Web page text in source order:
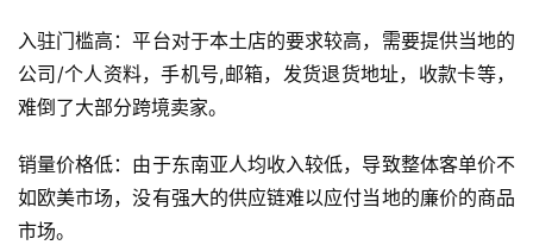
入驻门槛高：平台对于本土店的要求较高，需要提供当地的
公司/个人资料，手机号,邮箱，发货退货地址，收款卡等，
难倒了大部分跨境卖家。
销量价格低：由于东南亚人均收入较低，导致整体客单价不
如欧美市场，没有强大的供应链难以应付当地的廉价的商品
市场。